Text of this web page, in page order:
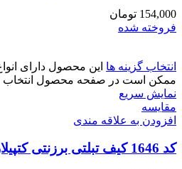
154,000 تومان
فروخته شده
انتخاب گزینه ها این محصول دارای
ممکن است در صفحه محصول انتخاب
نمایش سریع
مقايسه
افزودن به علاقه مندی
کد 1646 کیف تبلتی برزنتی کتپیلار